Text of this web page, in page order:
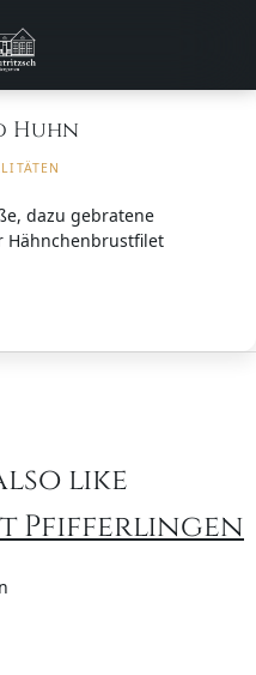
Huhn
dazu gebratene
Hähnchenbrustfilet
like
Pfifferlingen